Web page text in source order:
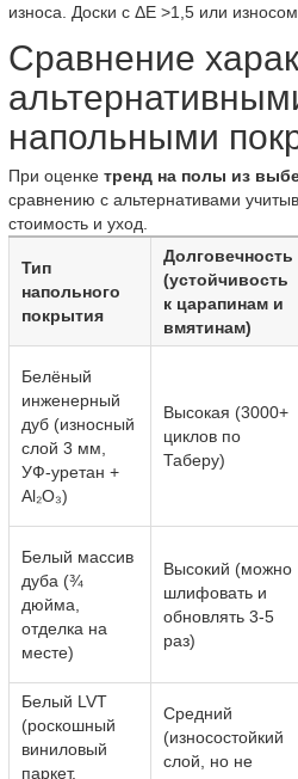
износа. Доски с ΔE >1,5 или
Сравнение
напольными
При оценке тренд на полы из
сравнению с альтернативами
стоимость и уход.
Тип
напольного
покрытия
Долговечность
(устойчивость
к царапинам и
вмятинам)
Белёный
инженерный
дуб (износный
слой 3 мм,
УФ-уретан +
Al₂O₃)
Высокая (3000+
циклов по
Таберу)
Белый массив
дуба (¾
дюйма,
отделка на
месте)
Высокий (можно
шлифовать и
обновлять 3-5
раз)
Белый LVT
(роскошный
виниловый
паркет,
Средний
(износостойкий
слой, но не